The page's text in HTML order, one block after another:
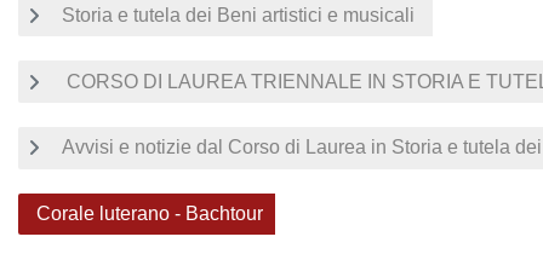
Storia e tutela dei Beni artistici e musicali
CORSO DI LAUREA TRIENNALE IN STORIA E
Avvisi e notizie dal Corso di Laurea in Storia e tutela
Corale luterano - Bachtour